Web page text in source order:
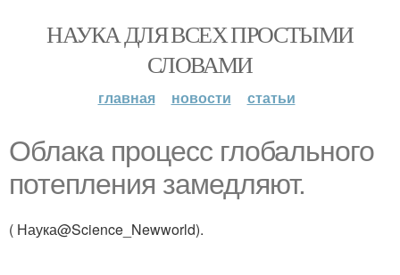
НАУКА ДЛЯ ВСЕХ ПРОСТЫМИ
СЛОВАМИ
главная новости статьи
Облака процесс глобального
потепления замедляют.
( Наука@Science_Newworld).